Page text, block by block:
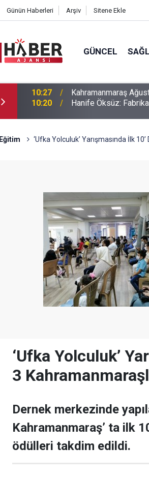
Günün Haberleri Arşiv Sitene Ekle
GÜNCEL
10:20 Hanife Öksüz:
Eğitim ‘Ufka Yolculuk’ Yarışmasında İlk
‘Ufka Yolculuk’
3
Dernek merkezinde
Kahramanmaraş’ ta ilk
ödülleri takdim edildi.